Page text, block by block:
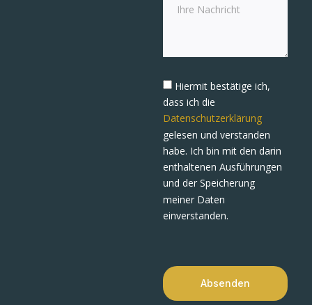
Hiermit bestätige ich,
dass ich die
Datenschutzerklärung
gelesen und verstanden
habe. Ich bin mit den darin
enthaltenen Ausführungen
und der Speicherung
meiner Daten
einverstanden.
Absenden